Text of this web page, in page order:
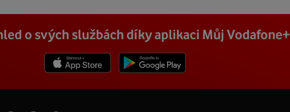
o svých službách díky aplikaci Můj Vodafone+